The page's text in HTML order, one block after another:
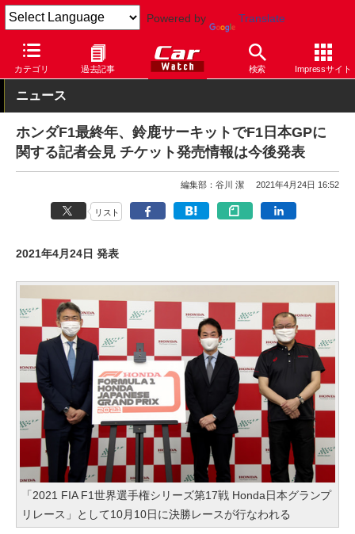
Powered by Translate
カテゴリ 過去記事 検索 Impressサイト
Car Watch モータースポーツ サーキット 鈴鹿サーキット
ニュース
ホンダF1最終年、鈴鹿サーキットでF1日本GPに
関する記者会見 チケット発売情報は今後発表
編集部：谷川 潔 2021年4月24日 16:52
リスト
2021年4月24日 発表
「2021 FIA F1世界選手権シリーズ第17戦 Honda日本グランプ
リレース」として10月10日に決勝レースが行なわれる